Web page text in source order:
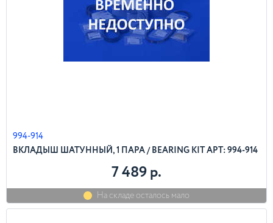
994-914
ВКЛАДЫШ ШАТУННЫЙ, 1 ПАРА / BEARING KIT АРТ: 994-914
7 489 р.
На складе осталось мало